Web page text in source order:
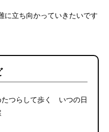
に立ち向かっていきたいです
つらして歩く いつの日